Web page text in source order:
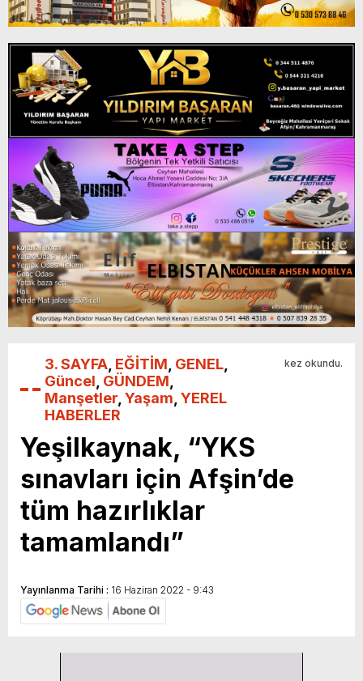
3. SAYFA EĞİTİM GENEL
Güncel GÜNDEM
Manşetler Yaşam YEREL
HABERLER
kez okundu.
Yeşilkaynak, “YKS
sınavları için Afşin’de
tüm hazırlıklar
tamamlandı”
Yayınlanma Tarihi : 16 Haziran 2022 - 9:43